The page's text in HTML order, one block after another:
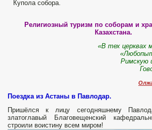
Купола собора.
Религиозный туризм по соборам и
Казахстана.
«В тех церквах
Римскую
Поездка из Астаны в Павлодар.
Пришёлся к лицу сегодняшнему
златоглавый Благовещенский
строили воистину всем миром!